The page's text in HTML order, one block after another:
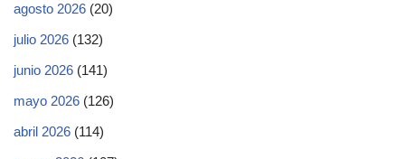
agosto 2026 (20)
julio 2026 (132)
junio 2026 (141)
mayo 2026 (126)
abril 2026 (114)